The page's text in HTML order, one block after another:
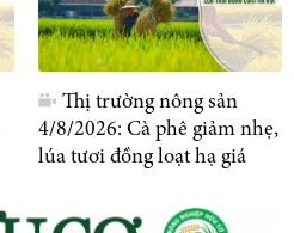
Thị trường nông sản
4/8/2026: Cà phê giảm nhẹ,
lúa tươi đồng loạt hạ giá